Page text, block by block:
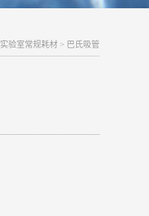
实验室常规耗材 > 巴氏吸管